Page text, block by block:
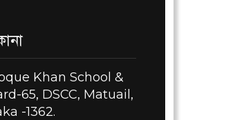
Khan School &
65, DSCC, Matuail,
-1362.